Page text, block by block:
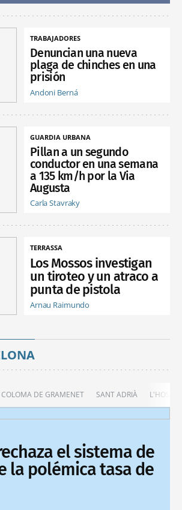
TRABAJADORES
Denuncian una nueva
plaga de chinches en una
prisión
Andoni Berná
GUARDIA URBANA
Pillan a un segundo
conductor en una semana
a 135 km/h por la Via
Augusta
Carla Stavraky
TERRASSA
Los Mossos investigan
un tiroteo y un atraco a
punta de pistola
Arnau Raimundo
DE GRAMENET SANT ADRIÀ
el sistema de
la polémica tasa de